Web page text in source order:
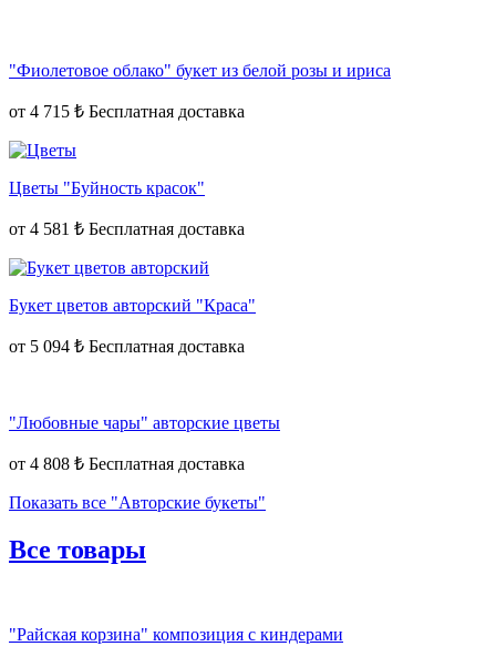
"Фиолетовое облако" букет из белой розы и ириса
от 4 715 ₺
Цветы "Буйность красок"
от 4 581 ₺
Букет цветов авторский "Краса"
от 5 094 ₺
"Любовные чары" авторские цветы
от 4 808 ₺
Показать все "Авторские букеты"
Все товары
"Райская корзина" композиция с киндерами